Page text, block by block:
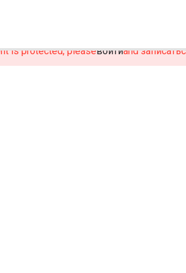
is protected, pleaseвойтиand